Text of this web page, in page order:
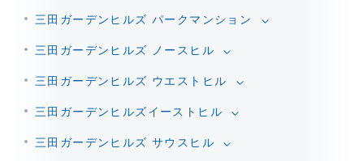
三田ガーデンヒルズ パークマンション
三田ガーデンヒルズ ノースヒル
三田ガーデンヒルズ ウエストヒル
三田ガーデンヒルズイーストヒル
三田ガーデンヒルズ サウスヒル